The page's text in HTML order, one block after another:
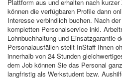
Plattform aus und erhalten nach
können die verfügbaren Profile dann
Interesse verbindlich buchen. Nach
kompletten Personalservice inkl.
Lohnbuchhaltung und Einsatzgarantie
Personalausfällen stellt InStaff Ihnen
innerhalb von 24 Stunden
dem Job können Sie das Personal
langfristig als Werkstudent bzw.